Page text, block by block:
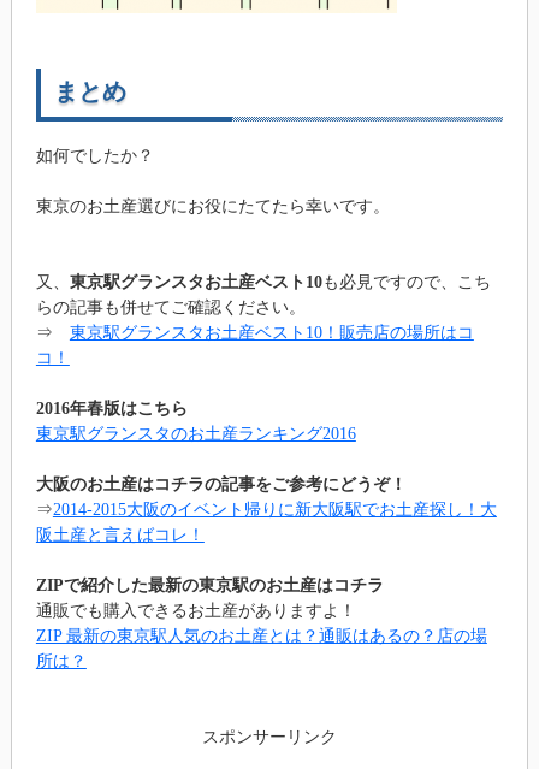
まとめ
如何でしたか？
東京のお土産選びにお役にたてたら幸いです。
又、 東京駅グランスタお土産ベスト10も必見ですので、こち
らの記事も併せてご確認ください。
⇒ 東京駅グランスタお土産ベスト10！販売店の場所はコ
コ！
2016年春版はこちら
東京駅グランスタのお土産ランキング2016
大阪のお土産はコチラの記事をご参考にどうぞ！
⇒2014-2015大阪のイベント帰りに新大阪駅でお土産探し！大
阪土産と言えばコレ！
ZIPで紹介した最新の東京駅のお土産はコチラ
通販でも購入できるお土産がありますよ！
ZIP 最新の東京駅人気のお土産とは？通販はあるの？店の場
所は？
スポンサーリンク